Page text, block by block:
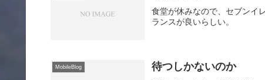
食堂が休みなので、セブン
ランスが良いらしい。
MobileBlog 待つしかないのか